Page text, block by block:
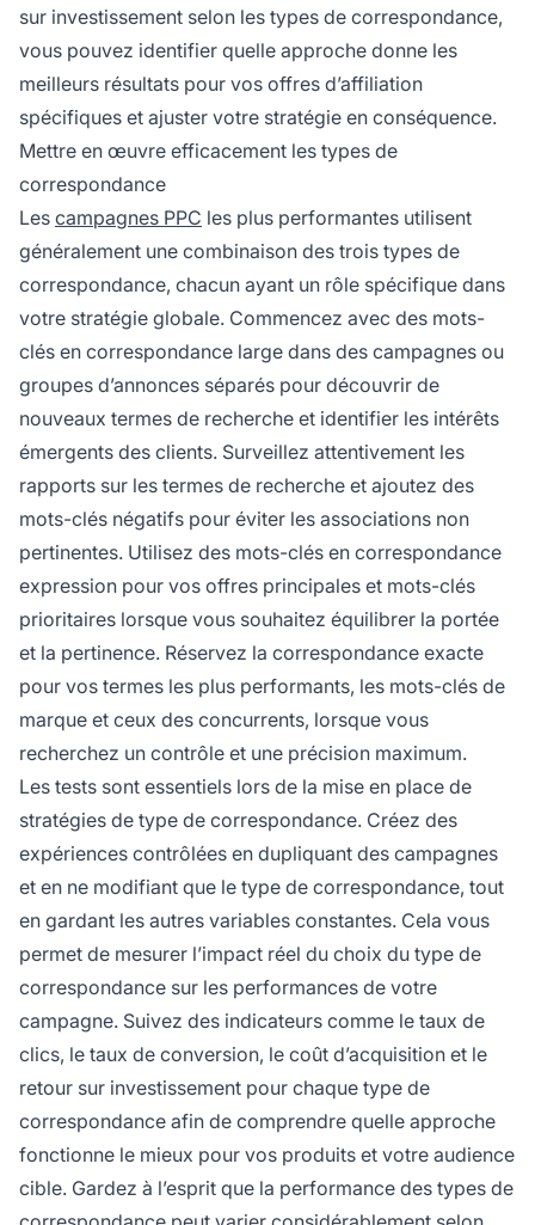
sur investissement selon les types de correspondance,
vous pouvez identifier quelle approche donne les
meilleurs résultats pour vos offres d’affiliation
spécifiques et ajuster votre stratégie en conséquence.
Mettre en œuvre efficacement les types de
correspondance
Les campagnes PPC les plus performantes utilisent
généralement une combinaison des trois types de
correspondance, chacun ayant un rôle spécifique dans
votre stratégie globale. Commencez avec des mots-
clés en correspondance large dans des campagnes ou
groupes d’annonces séparés pour découvrir de
nouveaux termes de recherche et identifier les intérêts
émergents des clients. Surveillez attentivement les
rapports sur les termes de recherche et ajoutez des
mots-clés négatifs pour éviter les associations non
pertinentes. Utilisez des mots-clés en correspondance
expression pour vos offres principales et mots-clés
prioritaires lorsque vous souhaitez équilibrer la portée
et la pertinence. Réservez la correspondance exacte
pour vos termes les plus performants, les mots-clés de
marque et ceux des concurrents, lorsque vous
recherchez un contrôle et une précision maximum.
Les tests sont essentiels lors de la mise en place de
stratégies de type de correspondance. Créez des
expériences contrôlées en dupliquant des campagnes
et en ne modifiant que le type de correspondance, tout
en gardant les autres variables constantes. Cela vous
permet de mesurer l’impact réel du choix du type de
correspondance sur les performances de votre
campagne. Suivez des indicateurs comme le taux de
clics, le taux de conversion, le coût d’acquisition et le
retour sur investissement pour chaque type de
correspondance afin de comprendre quelle approche
fonctionne le mieux pour vos produits et votre audience
cible. Gardez à l’esprit que la performance des types de